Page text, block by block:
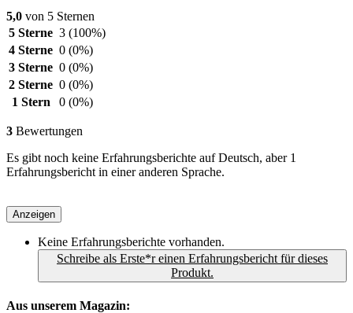
5,0 von 5 Sternen
5 Sterne 3 (100%)
4 Sterne 0 (0%)
3 Sterne 0 (0%)
2 Sterne 0 (0%)
1 Stern
0 (0%)
3 Bewertungen
Es gibt noch keine Erfahrungsberichte auf Deutsch, aber 1
Erfahrungsbericht in einer anderen Sprache.
Anzeigen
Keine Erfahrungsberichte vorhanden.
Schreibe als Erste*r einen Erfahrungsbericht für dieses
Produkt.
Aus unserem Magazin: